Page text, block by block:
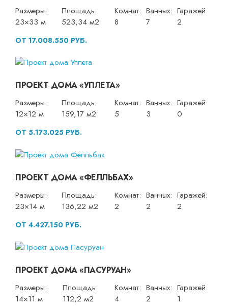
Размеры:
23×33 м
Площадь:
523,34 м2
Комнат:
8
Ванных:
7
Гаражей:
2
ОТ 17.008.550 РУБ.
ПРОЕКТ ДОМА «УПЛЕТА»
Размеры:
12×12 м
Площадь:
159,17 м2
Комнат:
5
Ванных:
3
Гаражей:
0
ОТ 5.173.025 РУБ.
ПРОЕКТ ДОМА «ФЕЛЛЬБАХ»
Размеры:
23×14 м
Площадь:
136,22 м2
Комнат:
2
Ванных:
2
Гаражей:
2
ОТ 4.427.150 РУБ.
ПРОЕКТ ДОМА «ПАСУРУАН»
Размеры:
14×11 м
Площадь:
112,2 м2
Комнат:
4
Ванных:
2
Гаражей:
1